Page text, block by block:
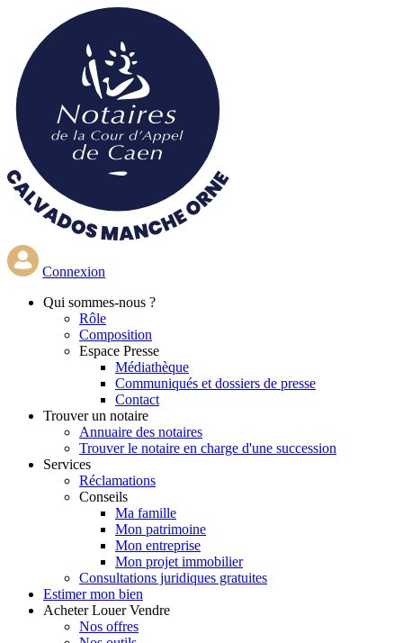
contenu
principal
Connexion
Qui sommes-nous ?
Rôle
Composition
Espace Presse
Médiathèque
Communiqués et dossiers de presse
Contact
Trouver un notaire
Annuaire des notaires
Trouver le notaire en charge d'une succession
Services
Réclamations
Conseils
Ma famille
Mon patrimoine
Mon entreprise
Mon projet immobilier
Consultations juridiques gratuites
Estimer mon bien
Acheter Louer Vendre
Nos offres